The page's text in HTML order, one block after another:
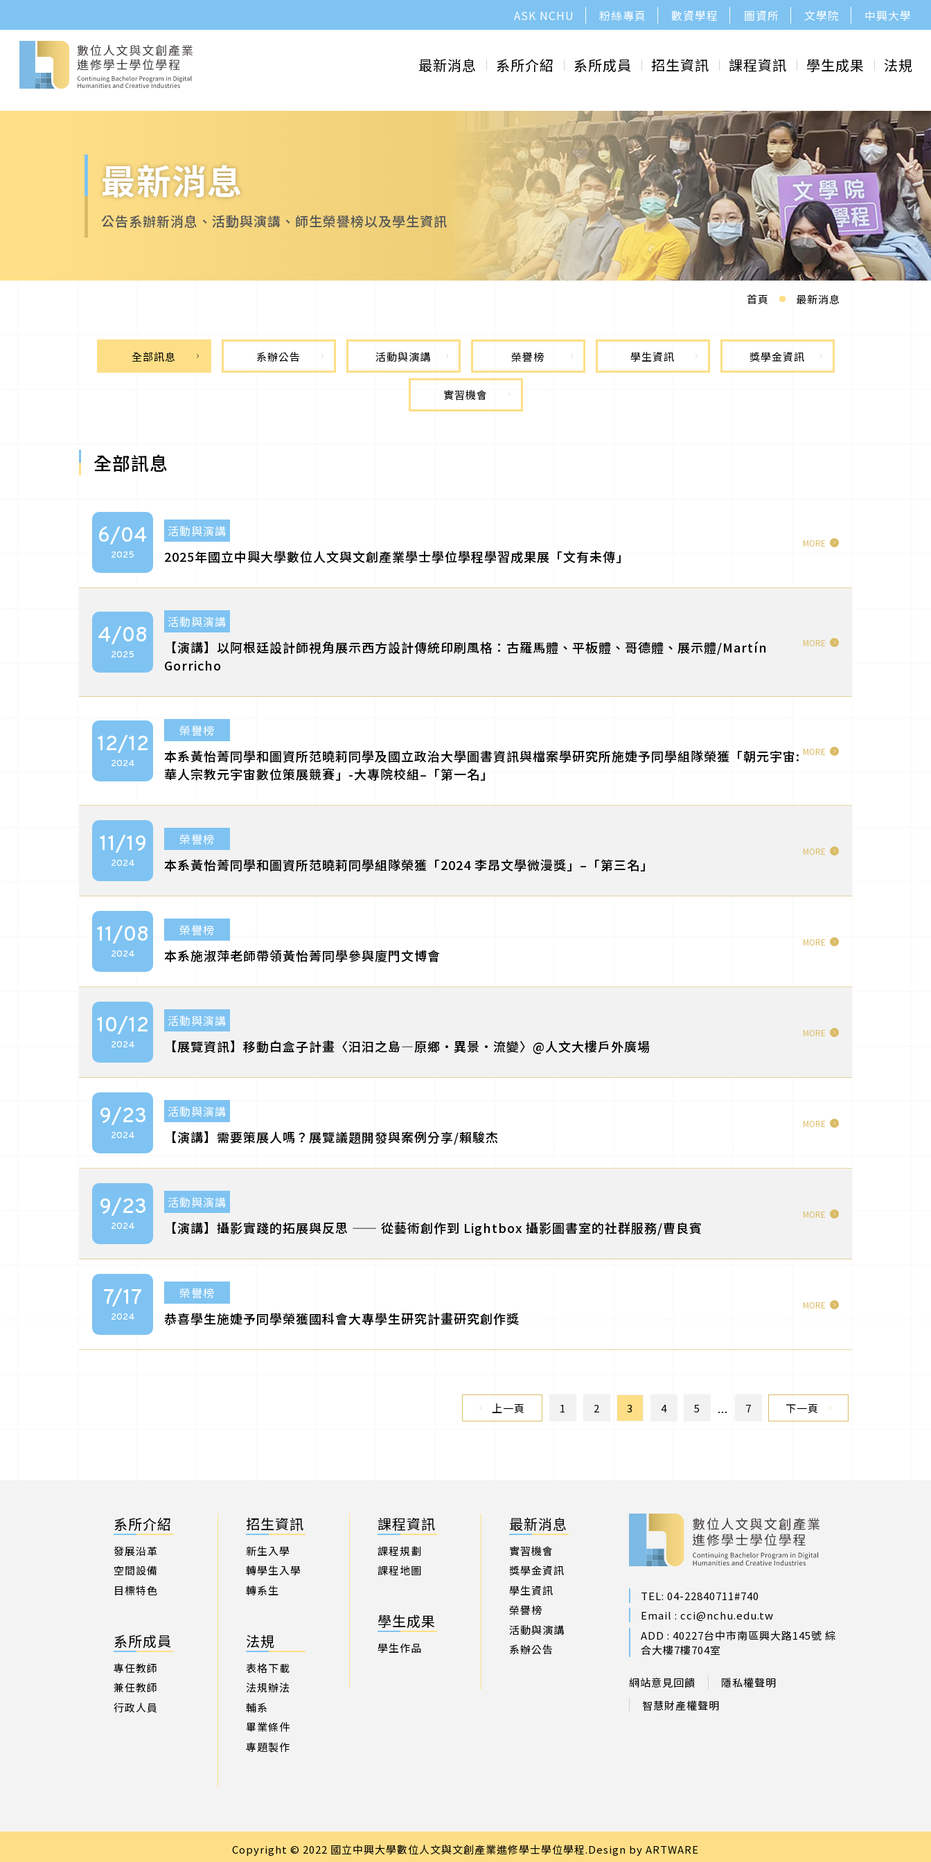
ASK NCHU 粉絲專頁 數資學程 圖資所 文學院 中興大學
最新消息 系所介紹 系所成員 招生資訊 課程資訊 學生成果 法規
最新消息
公告系辦新消息、活動與演講、師生榮譽榜以及學生資訊
首頁 最新消息
全部訊息 系辦公告 活動與演講 榮譽榜 學生資訊 獎學金資訊
實習機會
全部訊息
6/04
2025
活動與演講
2025年國立中興大學數位人文與文創產業學士學位學程學習成果展「文有未傳」
MORE
4/08
2025
活動與演講
【演講】以阿根廷設計師視角展示西方設計傳統印刷風格：古羅馬體、平板體、哥德體、展示體/Martín
Gorricho
MORE
12/12
2024
榮譽榜
本系黃怡菁同學和圖資所范曉莉同學及國立政治大學圖書資訊與檔案學研究所施婕予同學組隊榮獲「朝元宇宙:
華人宗教元宇宙數位策展競賽」-大專院校組–「第一名」
MORE
11/19
2024
榮譽榜
本系黃怡菁同學和圖資所范曉莉同學組隊榮獲「2024 李昂文學微漫獎」–「第三名」
MORE
11/08
2024
榮譽榜
本系施淑萍老師帶領黃怡菁同學參與廈門文博會
MORE
10/12
2024
活動與演講
【展覽資訊】移動白盒子計畫〈汩汩之島—原鄉•異景•流變〉@人文大樓戶外廣場
MORE
9/23
2024
活動與演講
【演講】需要策展人嗎？展覽議題開發與案例分享/賴駿杰
MORE
9/23
2024
活動與演講
【演講】攝影實踐的拓展與反思 —— 從藝術創作到 Lightbox 攝影圖書室的社群服務/曹良賓
MORE
7/17
2024
榮譽榜
恭喜學生施婕予同學榮獲國科會大專學生研究計畫研究創作獎
MORE
上一頁 1 2 3 4 5 ... 7 下一頁
系所介紹
發展沿革
空間設備
目標特色
系所成員
專任教師
兼任教師
行政人員
招生資訊
新生入學
轉學生入學
轉系生
法規
表格下載
法規辦法
輔系
畢業條件
專題製作
課程資訊
課程規劃
課程地圖
學生成果
學生作品
最新消息
實習機會
獎學金資訊
學生資訊
榮譽榜
活動與演講
系辦公告
TEL: 04-22840711#740
Email : cci@nchu.edu.tw
ADD : 40227台中市南區興大路145號 綜
合大樓7樓704室
網站意見回饋
隱私權聲明
智慧財產權聲明
Copyright © 2022 國立中興大學數位人文與文創產業進修學士學位學程.Design by ARTWARE